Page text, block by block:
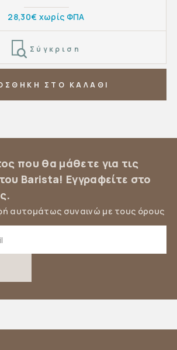
28,30€ χωρίς ΦΠΑ
Σύγκριση
ΣΤΟ ΚΑΛΑΘΙ
που θα μάθετε για τις
Barista! Εγγραφείτε στο
αυτομάτως συναινώ με τους όρους